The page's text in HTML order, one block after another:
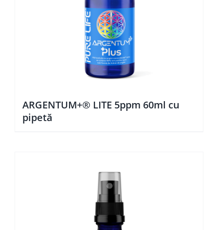
ARGENTUM+® LITE 5ppm 60ml cu
pipetă